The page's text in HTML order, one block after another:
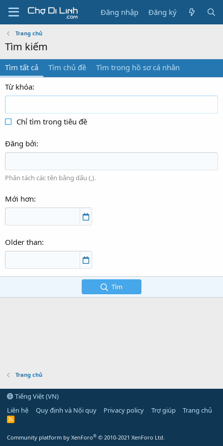
Đăng nhập Đăng ký
Trang chủ
Tìm kiếm
Tìm tất cả Tìm chủ đề
Tìm trong hồ sơ cá nhân
Từ khóa
Chỉ tìm trong tiêu đề
Đăng bởi
Phân tách các tên bằng dấu (,).
Mới hơn
Older than
Tìm
Trang chủ
Tiếng Việt (VN)
Liên hệ
Quy định và Nội quy Privacy policy Trợ giúp Trang chủ
R
Community platform by XenForo® © 2010-2021 XenForo Ltd.